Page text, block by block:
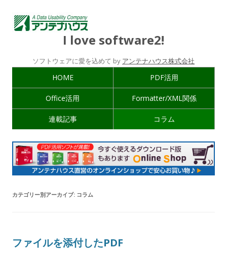
I love software2!
ソフトウェアに愛を込めて by アンテナハウス株式会社
HOME PDF活用
Office活用 Formatter/XML関係
連載記事 コラム
カテゴリー別アーカイブ: コラム
ファイルを添付したPDF